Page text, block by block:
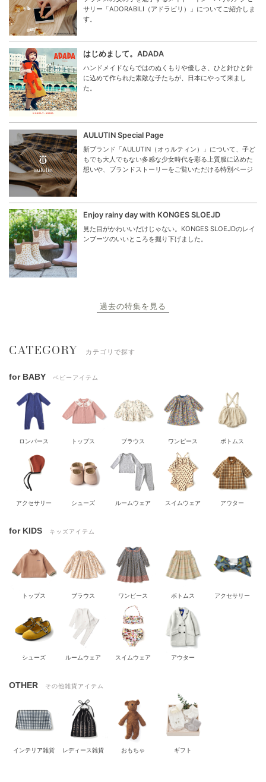
サリー「ADORABILI（アドラビリ）」についてご紹介しま
す。
はじめまして。ADADA
ハンドメイドならではのぬくもりや優しさ、ひと針ひと針
に込めて作られた素敵な子たちが、日本にやって来まし
た。
AULUTIN Special Page
新ブランド「AULUTIN（オゥルティン）」について、子ど
もでも大人でもない多感な少女時代を彩る上質服に込めた
想いや、ブランドストーリーをご覧いただける特別ページ
Enjoy rainy day with KONGES SLOEJD
見た目がかわいいだけじゃない。KONGES SLOEJDのレイ
ンブーツのいいところを掘り下げました。
過去の特集を見る
CATEGORY カテゴリで探す
for BABY ベビーアイテム
ロンパース トップス ブラウス ワンピース ボトムス
アクセサリー シューズ ルームウェア スイムウェア アウター
for KIDS キッズアイテム
トップス ブラウス ワンピース ボトムス アクセサリー
シューズ ルームウェア スイムウェア アウター
OTHER その他雑貨アイテム
インテリア雑貨 レディース雑貨 おもちゃ ギフト